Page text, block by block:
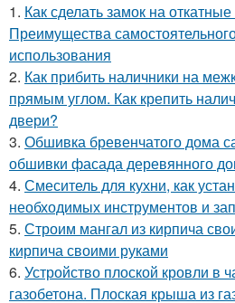
1. Как сделать замок на
Преимущества
использования
2. Как прибить наличники на
прямым углом. Как крепить
двери?
3. Обшивка бревенчатого дома
обшивки фасада деревянного
4. Смеситель для кухни, как
необходимых инструментов и
5. Строим мангал из кирпича
кирпича своими руками
6. Устройство плоской кровли в
газобетона. Плоская крыша из